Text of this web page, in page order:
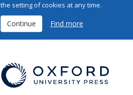
the setting of cookies at any time.
Continue Find more